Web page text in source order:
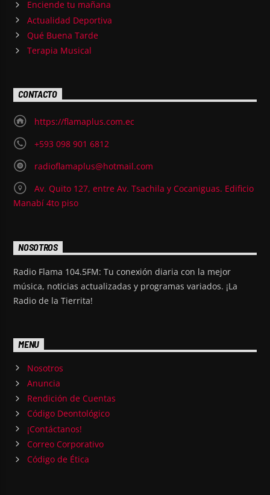
Enciende tu mañana
Actualidad Deportiva
Qué Buena Tarde
Terapia Musical
CONTACTO
https://flamaplus.com.ec
+593 098 901 6812
radioflamaplus@hotmail.com
Av. Quito 127, entre Av. Tsachila y Cocaniguas. Edificio
Manabí 4to piso
NOSOTROS
Radio Flama 104.5FM: Tu conexión diaria con la mejor
música, noticias actualizadas y programas variados. ¡La
Radio de la Tierrita!
MENU
Nosotros
Anuncia
Rendición de Cuentas
Código Deontológico
¡Contáctanos!
Correo Corporativo
Código de Ética